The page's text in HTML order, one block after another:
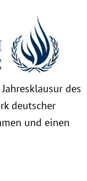
und
des
deutscher
und einen